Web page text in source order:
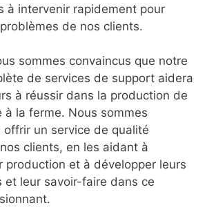
à intervenir rapidement pour
de nos clients.
sommes convaincus que notre
de services de support aidera
à réussir dans la production de
à la ferme. Nous sommes
offrir un service de qualité
clients, en les aidant à
production et à développer leurs
et leur savoir-faire dans ce